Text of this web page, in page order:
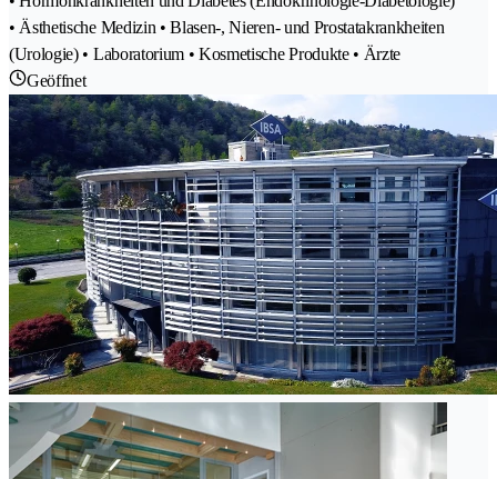
• Ästhetische Medizin • Blasen-, Nieren- und Prostatakrankheiten
(Urologie) • Laboratorium • Kosmetische Produkte • Ärzte
Geöffnet